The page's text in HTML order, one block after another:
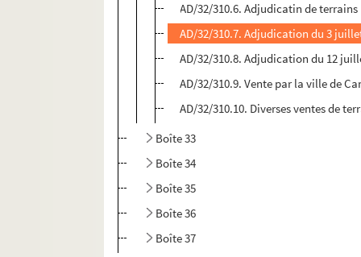
AD/32/310.6. Adjudicatin de
AD/32/310.7. Adjudication du 3
AD/32/310.8. Adjudication du 12
AD/32/310.9. Vente par la ville de
AD/32/310.10. Diverses ventes de
Boîte 33
Boîte 34
Boîte 35
Boîte 36
Boîte 37